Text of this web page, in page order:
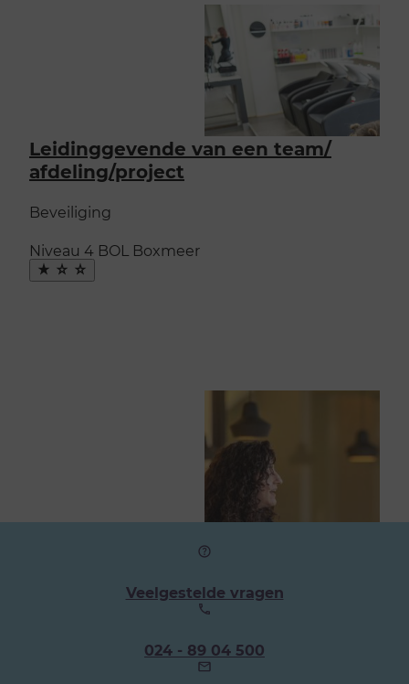
Leidinggevende van een team/​
afdeling/​project
Beveiliging
Niveau 4 BOL Boxmeer
Maak
favoriet
Veelgestelde vragen
Ons
telefoonnummer:
024 - 89 04 500